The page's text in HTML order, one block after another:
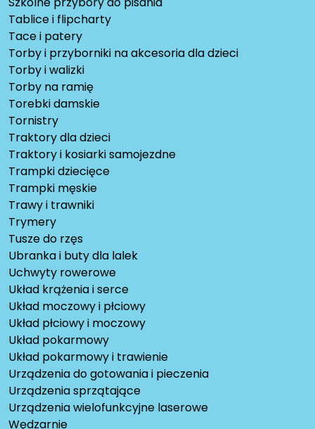
Tablice i flipcharty
Tace i patery
Torby i przyborniki na akcesoria dla dzieci
Torby i walizki
Torby na ramię
Torebki damskie
Tornistry
Traktory dla dzieci
Traktory i kosiarki samojezdne
Trampki dziecięce
Trampki męskie
Trawy i trawniki
Trymery
Tusze do rzęs
Ubranka i buty dla lalek
Uchwyty rowerowe
Układ krążenia i serce
Układ moczowy i płciowy
Układ płciowy i moczowy
Układ pokarmowy
Układ pokarmowy i trawienie
Urządzenia do gotowania i pieczenia
Urządzenia sprzątające
Urządzenia wielofunkcyjne laserowe
Wędzarnie